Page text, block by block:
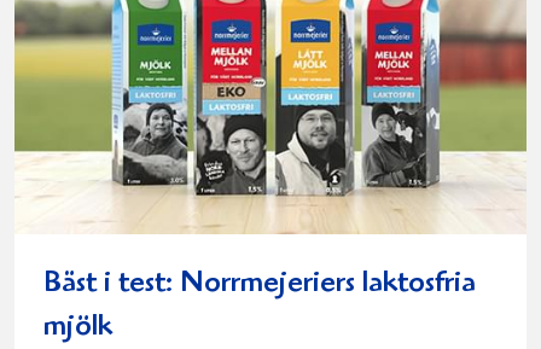
Bäst i test: Norrmejeriers laktosfria
mjölk